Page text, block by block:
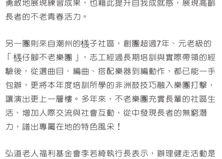
勇敢地展現練習成果，也藉此提升自我成就感，展現高齡
長者的不老青春活力。
另一團則來自潮州的檨子社區，創團超過7年、元老級的
「檨仔腳不老樂團」，志工經過長期培訓與實際帶領的經
驗後，從選曲目、編曲、搭配樂器到編動作，都已能一手
包辦，更將本年度培訓所學的非洲鼓技巧融入樂團打擊，
讓演出更上一層樓。多年來，不老樂團充實長輩的社區生
活、增加人際交流與社會互動，從中發現長者的無窮潛
力，譜出專屬在地的特色風采！
弘道老人福利基金會李若綺執行長表示，辦理健走活動是